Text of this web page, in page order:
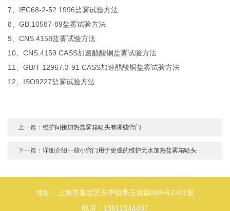
7、IEC68-2-52 1996盐雾试验方法
8、GB.10587-89盐雾试验方法
9、CNS.4158盐雾试验方法
10、CNS.4159 CASS加速醋酸铜盐雾试验方法
11、GB/T 12967.3-91 CASS加速醋酸铜盐雾试验方法
12、ISO9227盐雾试验方法
上一篇：维护间接加热盐雾箱喷头有哪些窍门
下一篇：详细介绍一些小窍门用于更强的维护无水加热盐雾箱喷头
地址：上海市嘉定区安亭镇墨玉南路888号2201室
电话：13611944407